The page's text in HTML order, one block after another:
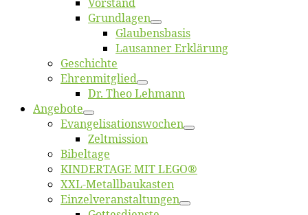
Grund­la­gen
Glaubens­ba­sis
Lausan­ner Erklärung
Ge­schich­te
Eh­ren­mit­glied
Dr. Theo Lehmann
An­ge­bo­te
Evangelisa­tions­wo­chen
Zelt­mis­si­on
Bi­bel­ta­ge
KINDERTAGE MIT LEGO®
XXL-Me­­tal­l­­bau­­kas­­ten
Einzelver­an­stal­tungen